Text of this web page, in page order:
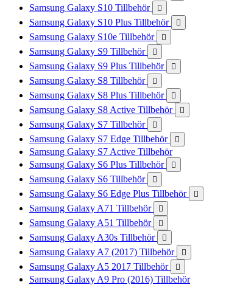
Samsung Galaxy S10 Tillbehör 
Samsung Galaxy S10 Plus Tillbehör 
Samsung Galaxy S10e Tillbehör 
Samsung Galaxy S9 Tillbehör 
Samsung Galaxy S9 Plus Tillbehör 
Samsung Galaxy S8 Tillbehör 
Samsung Galaxy S8 Plus Tillbehör 
Samsung Galaxy S8 Active Tillbehör 
Samsung Galaxy S7 Tillbehör 
Samsung Galaxy S7 Edge Tillbehör 
Samsung Galaxy S7 Active Tillbehör
Samsung Galaxy S6 Plus Tillbehör

Samsung Galaxy S6 Tillbehör 
Samsung Galaxy S6 Edge Plus Tillbehör 
Samsung Galaxy A71 Tillbehör 
Samsung Galaxy A51 Tillbehör 
Samsung Galaxy A30s Tillbehör 
Samsung Galaxy A7 (2017) Tillbehör 
Samsung Galaxy A5 2017 Tillbehör 
Samsung Galaxy A9 Pro (2016) Tillbehör